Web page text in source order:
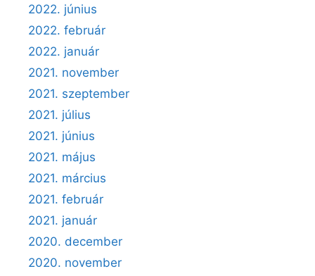
2022. június
2022. február
2022. január
2021. november
2021. szeptember
2021. július
2021. június
2021. május
2021. március
2021. február
2021. január
2020. december
2020. november